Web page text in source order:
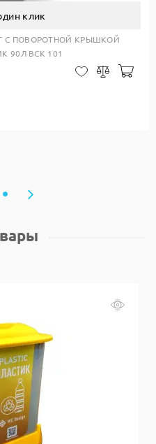
клик
С ПОВОРОТНОЙ КРЫШКОЙ
90Л BCK 101
В закладки
Сравнить